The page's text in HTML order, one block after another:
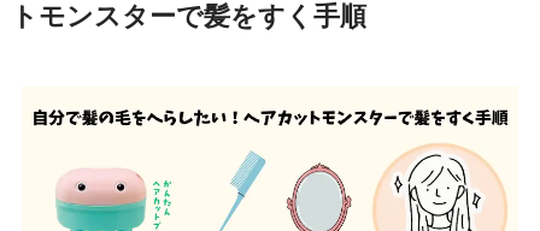
トモンスターで髪をすく手順